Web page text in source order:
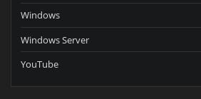
Windows
Windows Server
YouTube